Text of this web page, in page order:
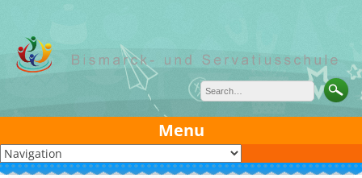
content
Menu